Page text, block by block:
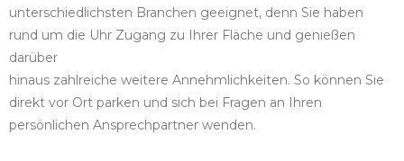
unterschiedlichsten Branchen geeignet, denn Sie haben
rund um die Uhr Zugang zu Ihrer Fläche und genießen
darüber
hinaus zahlreiche weitere Annehmlichkeiten. So können Sie
direkt vor Ort parken und sich bei Fragen an Ihren
persönlichen Ansprechpartner wenden.